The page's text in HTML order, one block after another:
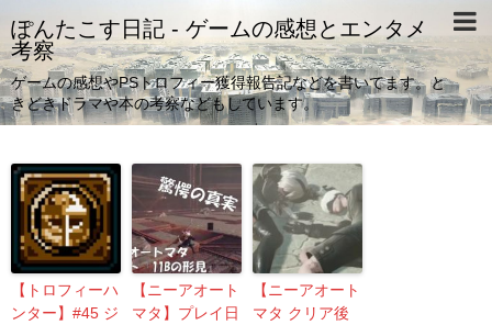
ぽんたこす日記 - ゲームの感想とエンタメ
考察
ゲームの感想やPSトロフィー獲得報告記などを書いてます。と
きどきドラマや本の考察などもしています。
【トロフィーハ
ンター】#45 ジ
【ニーアオート
マタ】プレイ日
【ニーアオート
マタ クリア後